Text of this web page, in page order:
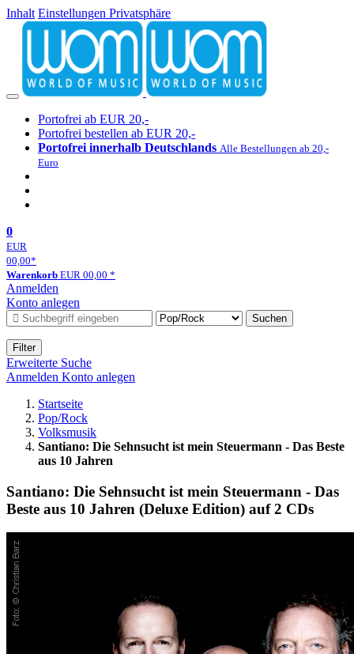
Inhalt Einstellungen Privatsphäre
Portofrei ab EUR 20,-
Portofrei bestellen ab EUR 20,-
Portofrei innerhalb Deutschlands Alle Bestellungen ab 20,-
Euro
0
EUR
00,00*
Warenkorb EUR 00,00 *
Anmelden
Konto anlegen
Suchen
Filter
Erweiterte Suche
Anmelden Konto anlegen
Startseite
Pop/Rock
Volksmusik
Santiano: Die Sehnsucht ist mein Steuermann - Das Beste
aus 10 Jahren
Santiano: Die Sehnsucht ist mein Steuermann - Das
Beste aus 10 Jahren (Deluxe Edition) auf 2 CDs